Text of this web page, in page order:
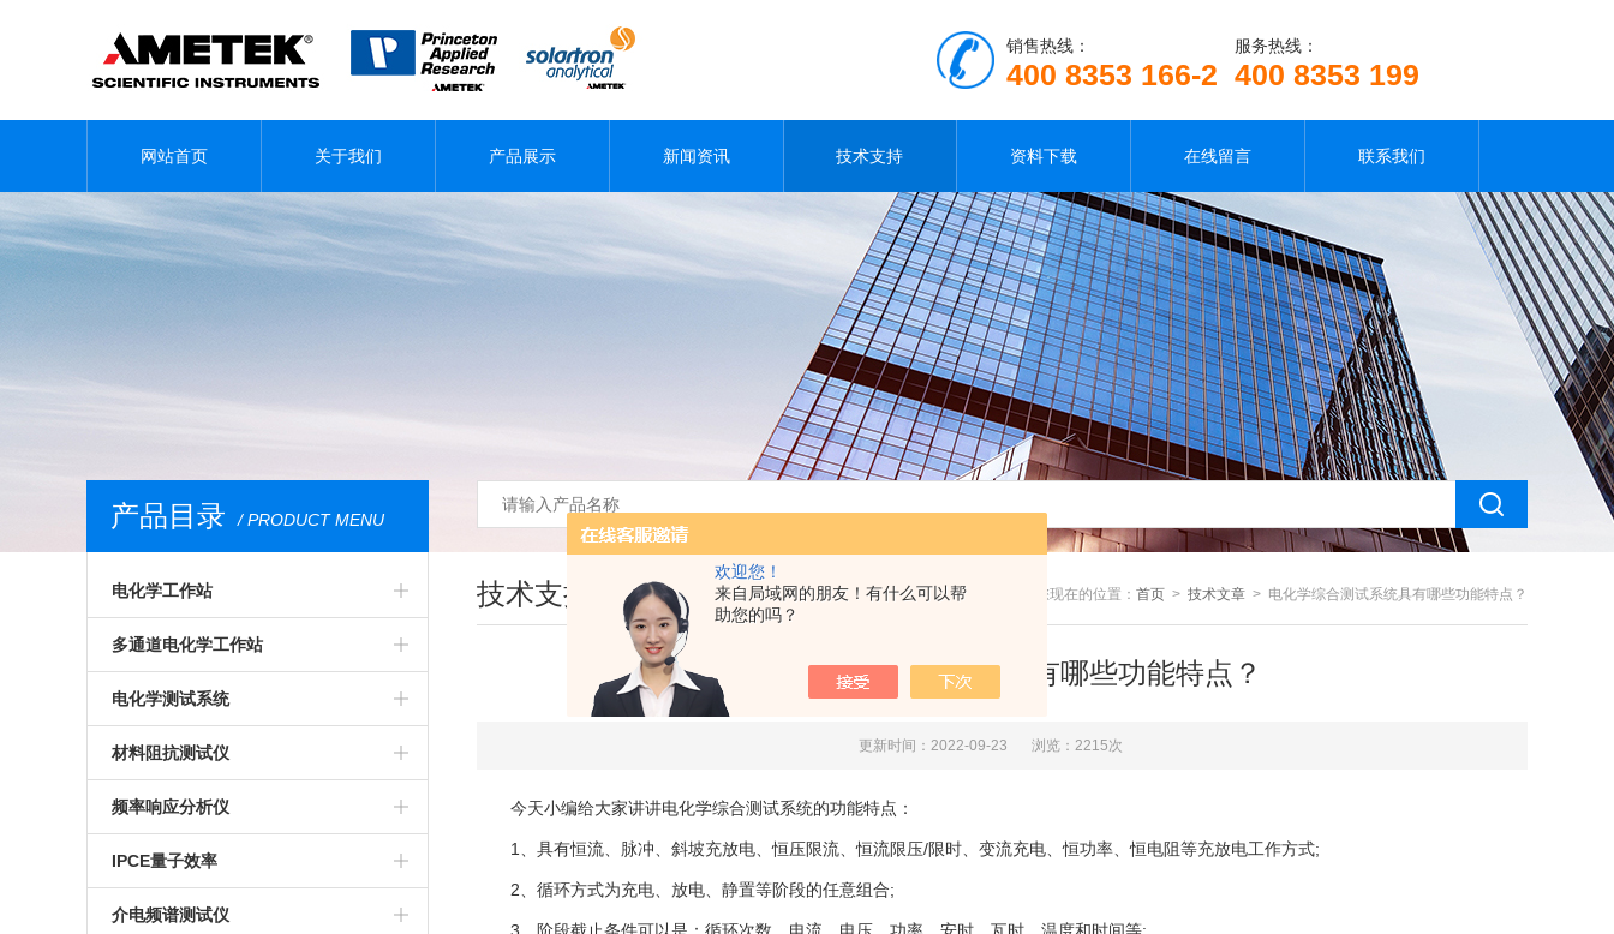
欢迎您！
来自局域网的朋友！有什么可以帮
助您的吗？
服务热线：
400 8353 199
销售热线：
400 8353 166-2
网站首页 关于我们 产品展示 新闻资讯 技术支持 资料下载 在线留言 联系我们
产品目录 / PRODUCT MENU
电化学工作站
多通道电化学工作站
高精度电化学工作站
多功能电化学工作站
进口电化学工作站
美国普林斯顿电化学工作站
英国输力强电化学工作站
多通道电化学工作站
美国普林斯顿多通道电化学工作站
英国输力强多通道电化学工作站
电化学测试系统
多通道电化学测试系统
光电化学测试系统
多功能电化学测试系统
微区电化学测试系统
材料阻抗测试仪
高精度交流阻抗测试系统
生物阻抗特性测试系统
电化学交流阻抗测试系统
频率响应分析仪
IPCE量子效率
介电频谱测试仪
技术支持 您现在的位置： 首页 > 技术文章 > 电化学综合测试系统具有哪些功能特点？
电化学综合测试系统具有哪些功能特点？
更新时间：2022-09-23 浏览：2215次
今天小编给大家讲讲电化学综合测试系统的功能特点：
1、具有恒流、脉冲、斜坡充放电、恒压限流、恒流限压/限时、变流充电、恒功率、恒电阻等充放电工作方式;
2、循环方式为充电、放电、静置等阶段的任意组合;